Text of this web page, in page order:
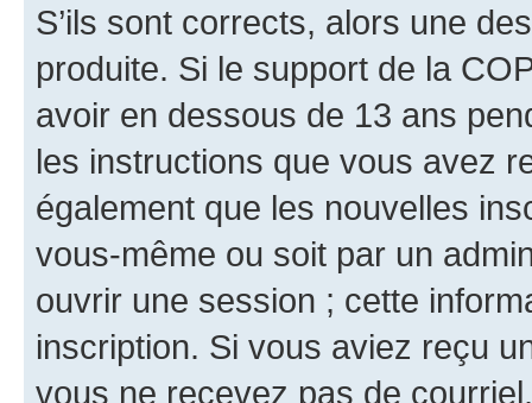
S’ils sont corrects, alors une
produite. Si le support de la
avoir en dessous de 13 ans
les instructions que vous avez
également que les nouvelles
vous-même ou soit par un
ouvrir une session ; cette
inscription. Si vous aviez reçu
vous ne recevez pas de